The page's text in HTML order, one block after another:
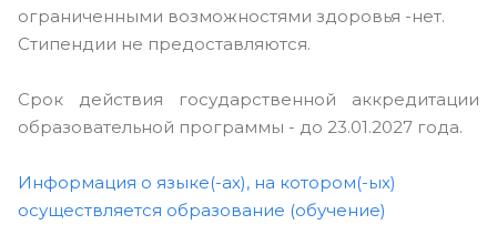
ограниченными возможностями здоровья -нет.
Стипендии не предоставляются.
Срок действия государственной аккредитации
образовательной программы - до 23.01.2027 года.
Информация о языке(-ах), на котором(-ых)
осуществляется образование (обучение)